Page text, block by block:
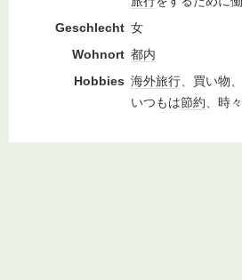
Geschlecht 女
Wohnort 都内
Hobbies 海外旅行、買い物、
いつもは節約、時